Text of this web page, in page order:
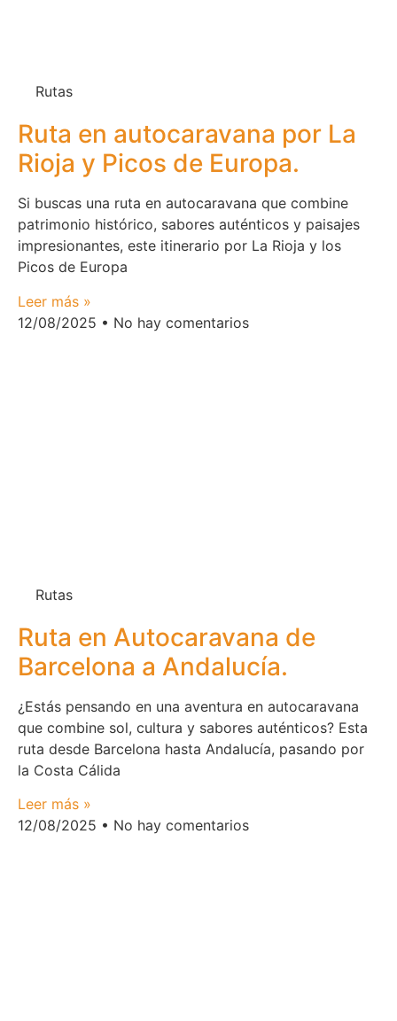
Rutas
Ruta en autocaravana por La
Rioja y Picos de Europa.
Si buscas una ruta en autocaravana que combine
patrimonio histórico, sabores auténticos y paisajes
impresionantes, este itinerario por La Rioja y los
Picos de Europa
Leer más »
12/08/2025
No hay comentarios
Rutas
Ruta en Autocaravana de
Barcelona a Andalucía.
¿Estás pensando en una aventura en autocaravana
que combine sol, cultura y sabores auténticos? Esta
ruta desde Barcelona hasta Andalucía, pasando por
la Costa Cálida
Leer más »
12/08/2025
No hay comentarios